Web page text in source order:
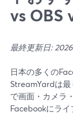
vs OBS
最終更新日:
日本の多くの
StreamYardは
で画面・カメラ
Facebookにラ